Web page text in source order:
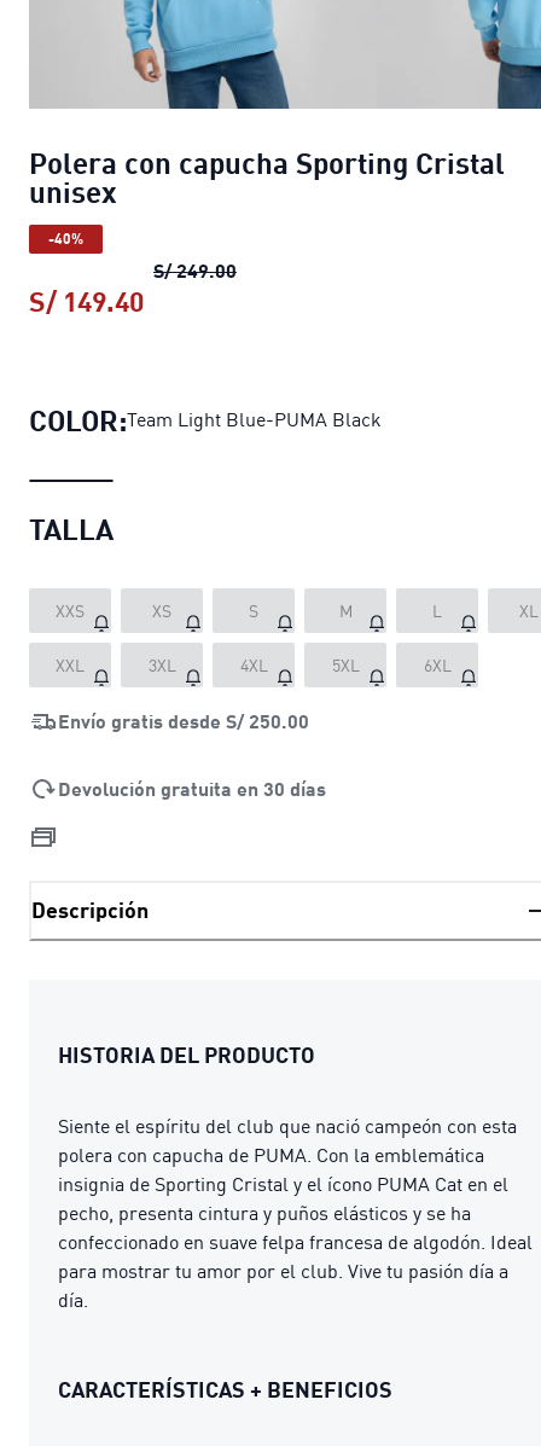
Polera con capucha Sporting Cristal
unisex
-40%
S/ 249.00Polera con capucha Sporting
S/ 149.40
COLOR:Team Light Blue-PUMA Black
TALLA
XXS XS S M L XL
XXL 3XL 4XL 5XL 6XL
Envío gratis desde S/ 250.00
Devolución gratuita en 30 días
Descripción
HISTORIA DEL PRODUCTO
Siente el espíritu del club que nació campeón con esta
polera con capucha de PUMA. Con la emblemática
insignia de Sporting Cristal y el ícono PUMA Cat en el
pecho, presenta cintura y puños elásticos y se ha
confeccionado en suave felpa francesa de algodón. Ideal
para mostrar tu amor por el club. Vive tu pasión día a
día.
CARACTERÍSTICAS + BENEFICIOS